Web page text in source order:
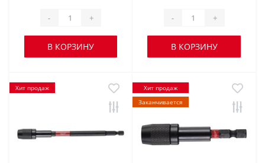
- +
В КОРЗИНУ
- +
В КОРЗИНУ
Хит продаж
Хит продаж
Заканчивается